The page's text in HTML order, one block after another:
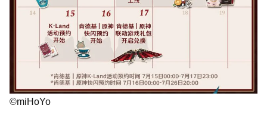
©miHoYo